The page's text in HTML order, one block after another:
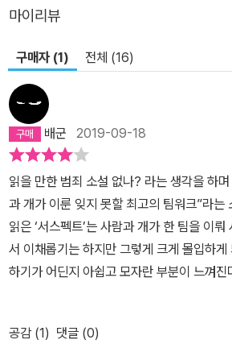
마이리뷰
구매자 (1) 전체 (16)
배군 2019-09-18
읽을 만한 범죄 소설 없나? 라는 생각을 하
과 개가 이룬 잊지 못할 최고의 팀워크”라는
읽은 ‘서스펙트’는 사람과 개가 한 팀을 이뤄
서 이채롭기는 하지만 그렇게 크게 몰입하
하기가 어딘지 아쉽고 모자란 부분이 느껴진
그나 불필요하게 우스꽝스러운 분위기 없이
공감 (1) 댓글 (0)